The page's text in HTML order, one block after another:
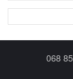
068